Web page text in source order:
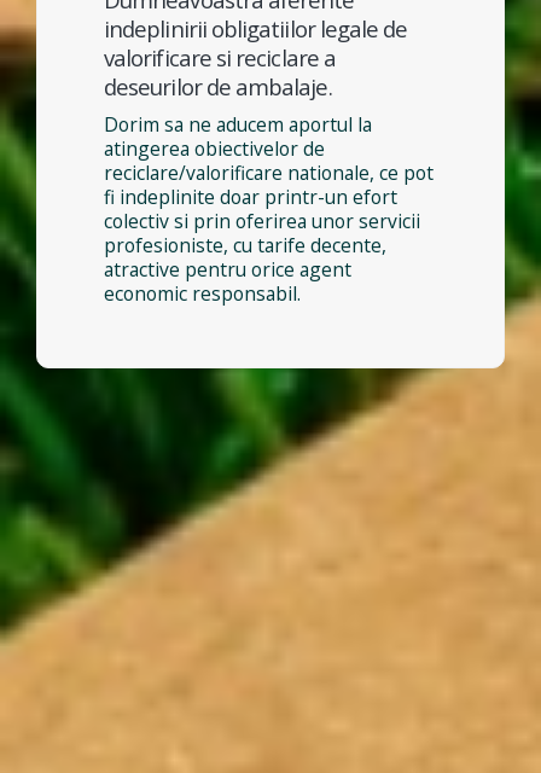
indeplinirii obligatiilor legale de
valorificare si reciclare a
deseurilor de ambalaje.
Dorim sa ne aducem aportul la
atingerea obiectivelor de
reciclare/valorificare nationale, ce pot
fi indeplinite doar printr-un efort
colectiv si prin oferirea unor servicii
profesioniste, cu tarife decente,
atractive pentru orice agent
economic responsabil.